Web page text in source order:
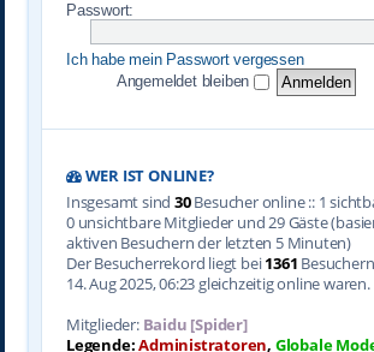
Passwort:
Ich habe mein Passwort vergessen
Angemeldet bleiben
WER IST ONLINE?
Insgesamt sind 30Besucher online :: 1
0 unsichtbare Mitglieder und 29 Gäste
aktiven Besuchern der letzten 5 Minuten)
Der Besucherrekord liegt bei1361
14. Aug 2025, 06:23 gleichzeitig online waren.
Mitglieder: Baidu [Spider]
Legende:Administratoren, Globale